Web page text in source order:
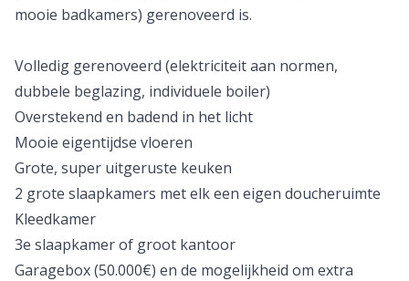
mooie badkamers) gerenoveerd is.
Volledig gerenoveerd (elektriciteit aan normen,
dubbele beglazing, individuele boiler)
Overstekend en badend in het licht
Mooie eigentijdse vloeren
Grote, super uitgeruste keuken
2 grote slaapkamers met elk een eigen doucheruimte
Kleedkamer
3e slaapkamer of groot kantoor
Garagebox (50.000€) en de mogelijkheid om extra